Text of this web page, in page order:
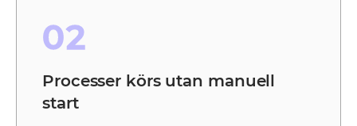
02
Processer körs utan manuell
start